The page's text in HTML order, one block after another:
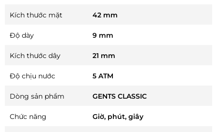
Kích thước mặt 42 mm
Độ dày 9 mm
Kích thước dây 21 mm
Độ chịu nước 5 ATM
Dòng sản phẩm GENTS CLASSIC
Chức năng Giờ, phút, giây